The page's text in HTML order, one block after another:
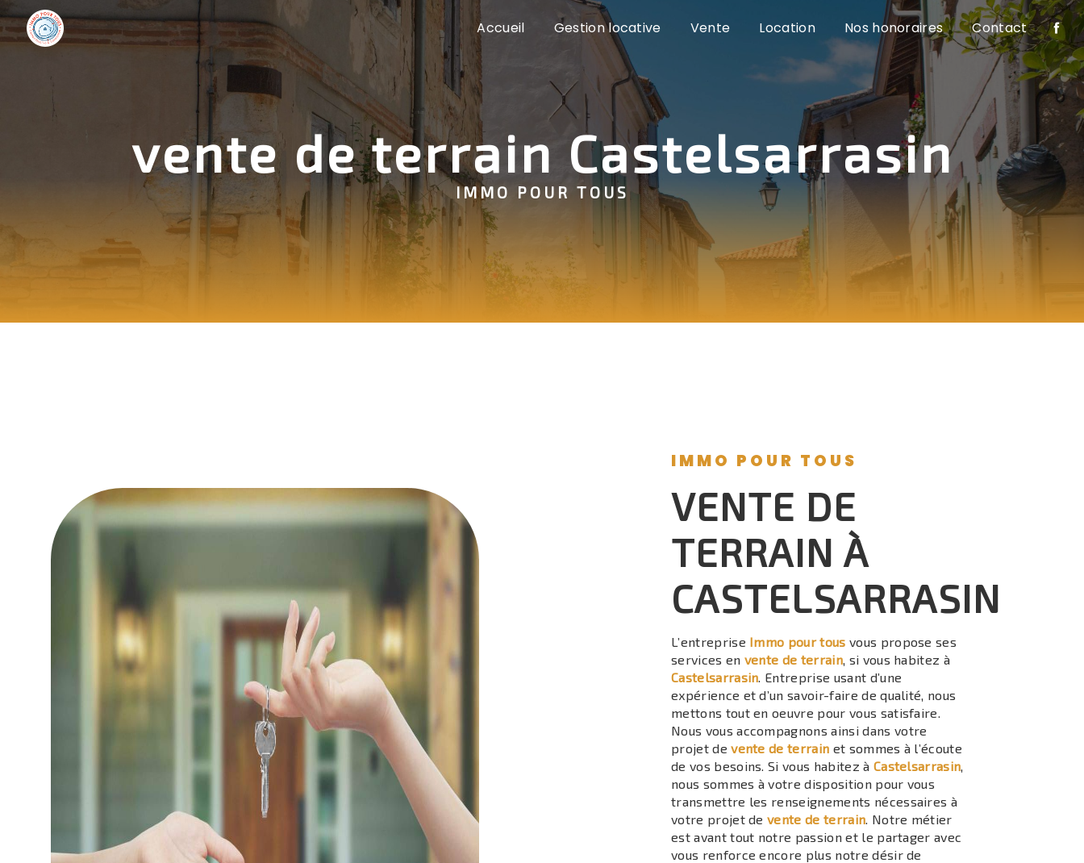
Accueil Gestion locative Vente Location Nos honoraires Contact
vente de terrain Castelsarrasin
IMMO POUR TOUS
IMMO POUR TOUS
VENTE DE
TERRAIN À
CASTELSARRASIN
L’entreprise Immo pour tous vous propose ses
services en vente de terrain, si vous habitez à
Castelsarrasin. Entreprise usant d’une
expérience et d’un savoir-faire de qualité, nous
mettons tout en oeuvre pour vous satisfaire.
Nous vous accompagnons ainsi dans votre
projet devente de terrain et sommes à l’écoute
de vos besoins. Si vous habitez à Castelsarrasin,
nous sommes à votre disposition pour vous
transmettre les renseignements nécessaires à
votre projet devente de terrain. Notre métier
est avant tout notre passion et le partager avec
vous renforce encore plus notre désir de
Panneau de gestion des cookies